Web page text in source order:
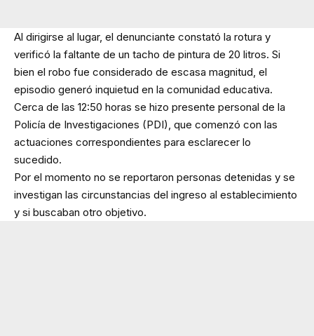
Al dirigirse al lugar, el denunciante constató la rotura y
verificó la faltante de un tacho de pintura de 20 litros. Si
bien el robo fue considerado de escasa magnitud, el
episodio generó inquietud en la comunidad educativa.
Cerca de las 12:50 horas se hizo presente personal de la
Policía de Investigaciones (PDI), que comenzó con las
actuaciones correspondientes para esclarecer lo
sucedido.
Por el momento no se reportaron personas detenidas y se
investigan las circunstancias del ingreso al establecimiento
y si buscaban otro objetivo.